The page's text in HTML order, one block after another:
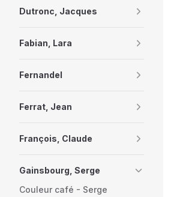
Dutronc, Jacques
Fabian, Lara
Fernandel
Ferrat, Jean
François, Claude
Gainsbourg, Serge
Couleur café - Serge